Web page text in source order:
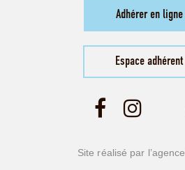
Adhérer en ligne
Espace adhérent
Site réalisé par l’agence